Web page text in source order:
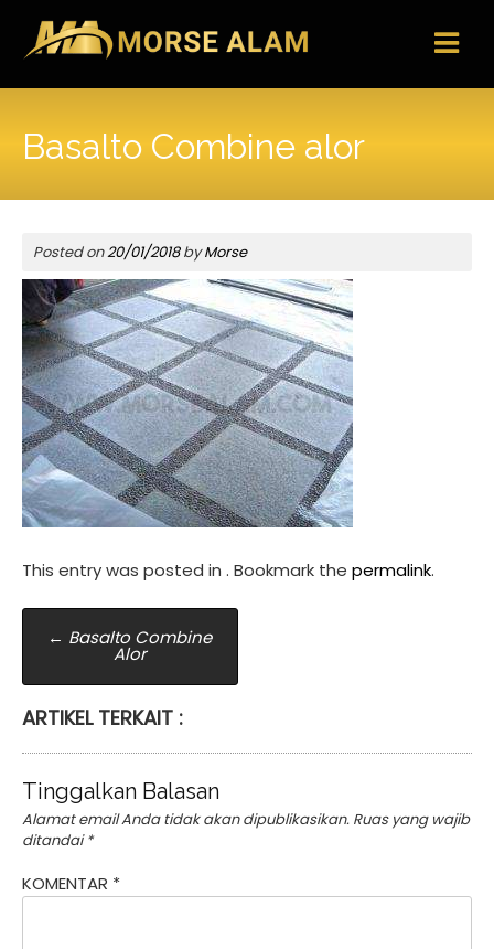
content
Basalto Combine alor
Posted on20/01/2018byMorse
This entry was posted in . Bookmark the permalink.
Post
navigation
← Basalto Combine
Alor
ARTIKEL TERKAIT :
Tinggalkan Balasan
Alamat email Anda tidak akan dipublikasikan. Ruas yang wajib
ditandai*
KOMENTAR *